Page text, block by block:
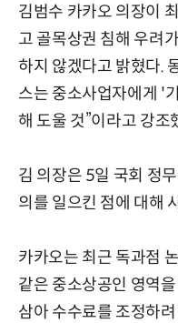
김범수 카카오 의장이
고 골목상권 침해 우려
하지 않겠다고 밝혔다.
스는 중소사업자에게 '
해 도울 것”이라고 강조
김 의장은 5일 국회 정
의를 일으킨 점에 대해
카카오는 최근 독과점
같은 중소상공인 영역
삼아 수수료를 조정하